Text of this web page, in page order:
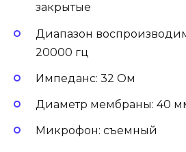
закрытые
Диапазон
20000 гц
Импеданс: 32 Ом
Диаметр мембраны: 40
Микрофон: съемный